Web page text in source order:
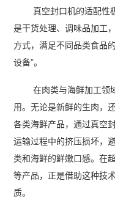
真空封口机的适配性
是干货处理、调味品加工
方式，满足不同品类食品
设备”。
在肉类与海鲜加工领
用。无论是新鲜的生肉，
各类海鲜产品，通过真空
运输过程中的挤压损坏，
类和海鲜的鲜嫩口感。在
等产品，正是借助这种技
质。